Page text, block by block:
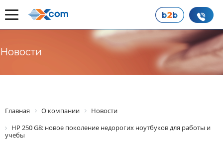
Новости
Главная О компании
Новости
HP 250 G8: новое поколение недорогих ноутбуков для работы и
учебы